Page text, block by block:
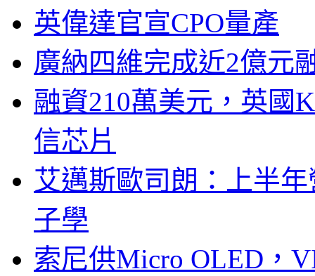
英偉達官宣CPO量產
廣納四維完成近2億元
融資210萬美元，英國
信芯片
艾邁斯歐司朗：上半
子學
索尼供Micro OLED，